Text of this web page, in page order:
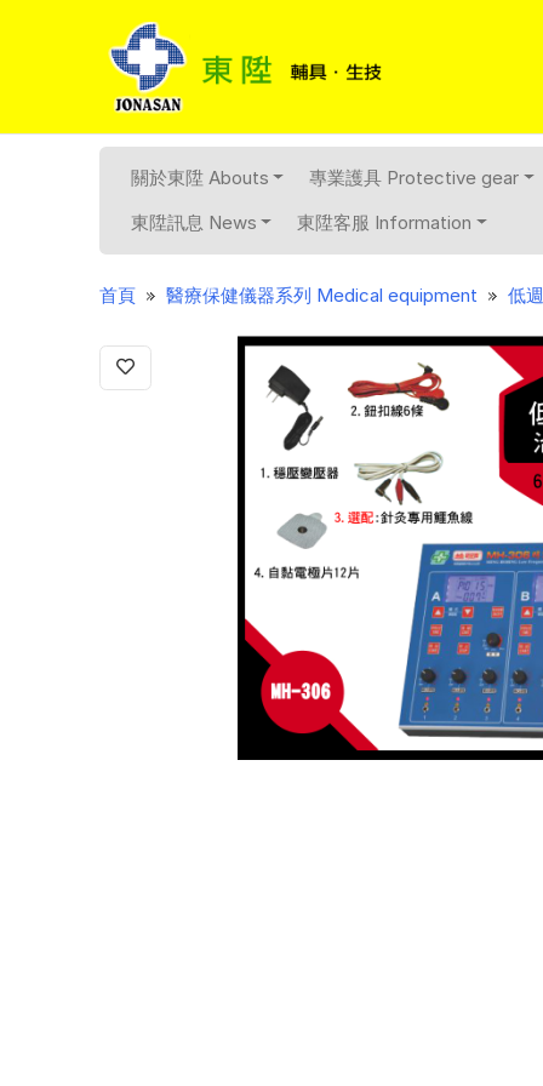
關於東陞 Abouts
專業護具 Protective gear
東陞訊息 News
東陞客服 Information
Previous
首頁 醫療保健儀器系列 Medical equipment 低